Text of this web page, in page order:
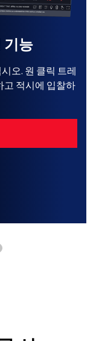
기능
오. 원 클릭 트레
고 적시에 입찰하